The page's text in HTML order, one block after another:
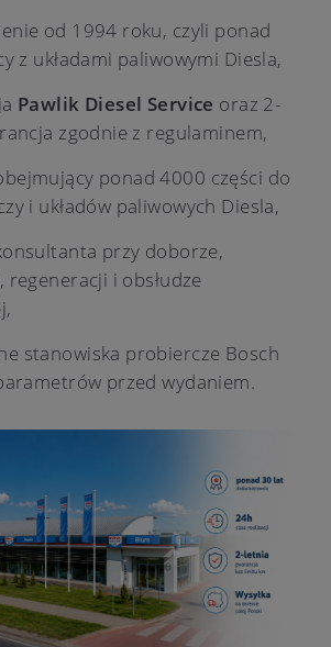
od 1994 roku, czyli ponad
z układami paliwowymi Diesla,
Pawlik Diesel Service oraz 2-
zgodnie z regulaminem,
ponad 4000 części do
i układów paliwowych Diesla,
przy doborze,
regeneracji i obsłudze
stanowiska probiercze Bosch
przed wydaniem.